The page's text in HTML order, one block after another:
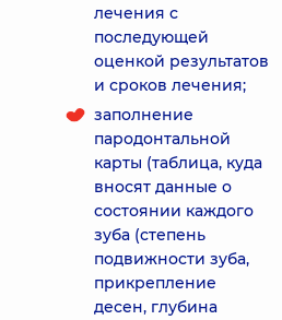
лечения с
последующей
оценкой результатов
и сроков лечения;
заполнение
пародонтальной
карты (таблица, куда
вносят данные о
состоянии каждого
зуба (степень
подвижности зуба,
прикрепление
десен, глубина